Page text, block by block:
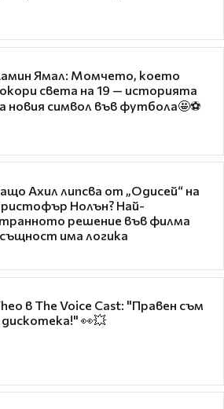
Ямал: Момчето, което
света на 19 — историята
новия символ във футбола🤩⚽
Ахил липсва от „Одисей“ на
Нолън? Най-
решение във филма
има логика
в The Voice Cast: "Правен съм
дискотека!" 👀💥